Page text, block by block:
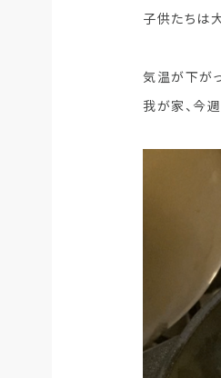
子供たちは
気温が下が
我が家、今